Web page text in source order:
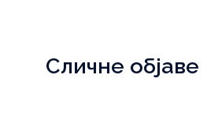
Сличне објаве